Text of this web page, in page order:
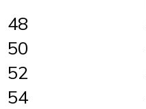
48
50
52
54